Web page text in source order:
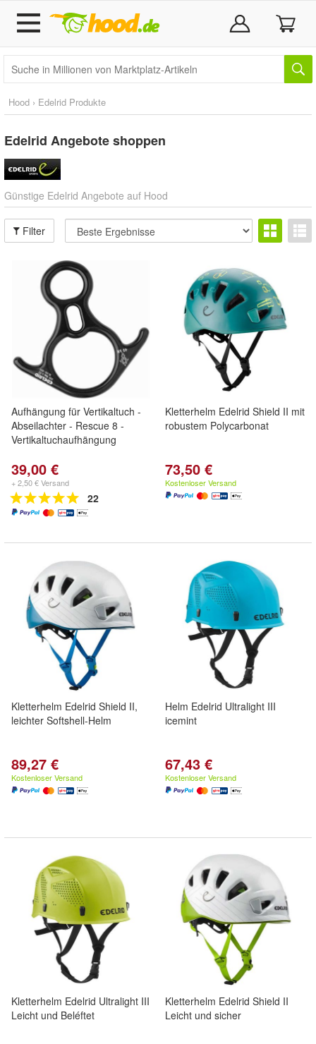
Hood › Edelrid Produkte
Edelrid Angebote shoppen
Günstige Edelrid Angebote auf Hood
Filter
Aufhängung für Vertikaltuch -
Abseilachter - Rescue 8 -
Vertikaltuchaufhängung
39,00 €
+ 2,50 € Versand
22
Kletterhelm Edelrid Shield II mit
robustem Polycarbonat
73,50 €
Kostenloser Versand
Kletterhelm Edelrid Shield II,
leichter Softshell-Helm
89,27 €
Kostenloser Versand
Helm Edelrid Ultralight III
icemint
67,43 €
Kostenloser Versand
Kletterhelm Edelrid Ultralight III
Leicht und Beléftet
Kletterhelm Edelrid Shield II
Leicht und sicher